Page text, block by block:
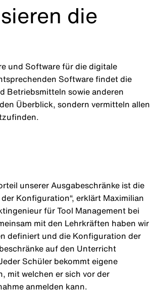
die
und Software für die digitale
Software findet die
Betriebsmitteln sowie anderen
Überblick, sondern vermitteln allen
unserer Ausgabeschränke ist die
Konfiguration“, erklärt Maximilian
für Tool Management bei
mit den Lehrkräften haben wir
definiert und die Konfiguration der
auf den Unterricht
Schüler bekommt eigene
mit welchen er sich vor der
anmelden kann.